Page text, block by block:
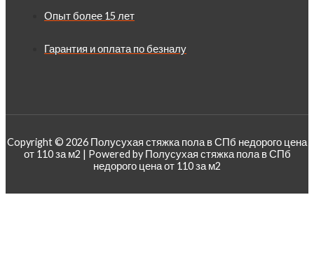
Опыт более 15 лет
Гарантия и оплата по безналу
Copyright © 2026 Полусухая стяжка пола в СПб недорого цена
от 110 за м2 | Powered by Полусухая стяжка пола в СПб
недорого цена от 110 за м2